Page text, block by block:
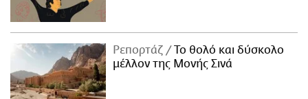
Ρεπορτάζ
Το θολό και δύσκολο
μέλλον της Μονής Σινά